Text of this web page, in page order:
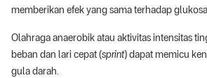
memberikan efek yang sama terhadap
Olahraga anaerobik atau aktivitas intensitas
beban dan lari cepat (sprint) dapat memicu
gula darah.